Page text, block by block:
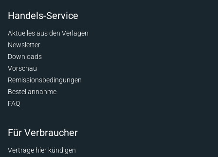
Handels-Service
Aktuelles aus den Verlagen
Newsletter
Downloads
Vorschau
Remissionsbedingungen
Bestellannahme
FAQ
Für Verbraucher
Verträge hier kündigen